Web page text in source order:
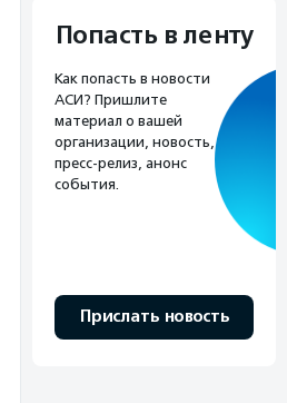
Попасть в ленту
Как попасть в новости
АСИ? Пришлите
материал о вашей
организации, новость,
пресс-релиз, анонс
события.
Прислать новость